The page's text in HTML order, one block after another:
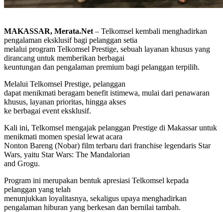
MAKASSAR, Merata.Net – Telkomsel kembali menghadirkan
pengalaman eksklusif bagi pelanggan setia
melalui program Telkomsel Prestige, sebuah layanan khusus yang
dirancang untuk memberikan berbagai
keuntungan dan pengalaman premium bagi pelanggan terpilih.
Melalui Telkomsel Prestige, pelanggan
dapat menikmati beragam benefit istimewa, mulai dari penawaran
khusus, layanan prioritas, hingga akses
ke berbagai event eksklusif.
Kali ini, Telkomsel mengajak pelanggan Prestige di Makassar untuk
menikmati momen spesial lewat acara
Nonton Bareng (Nobar) film terbaru dari franchise legendaris Star
Wars, yaitu Star Wars: The Mandalorian
and Grogu.
Program ini merupakan bentuk apresiasi Telkomsel kepada
pelanggan yang telah
menunjukkan loyalitasnya, sekaligus upaya menghadirkan
pengalaman hiburan yang berkesan dan bernilai tambah.